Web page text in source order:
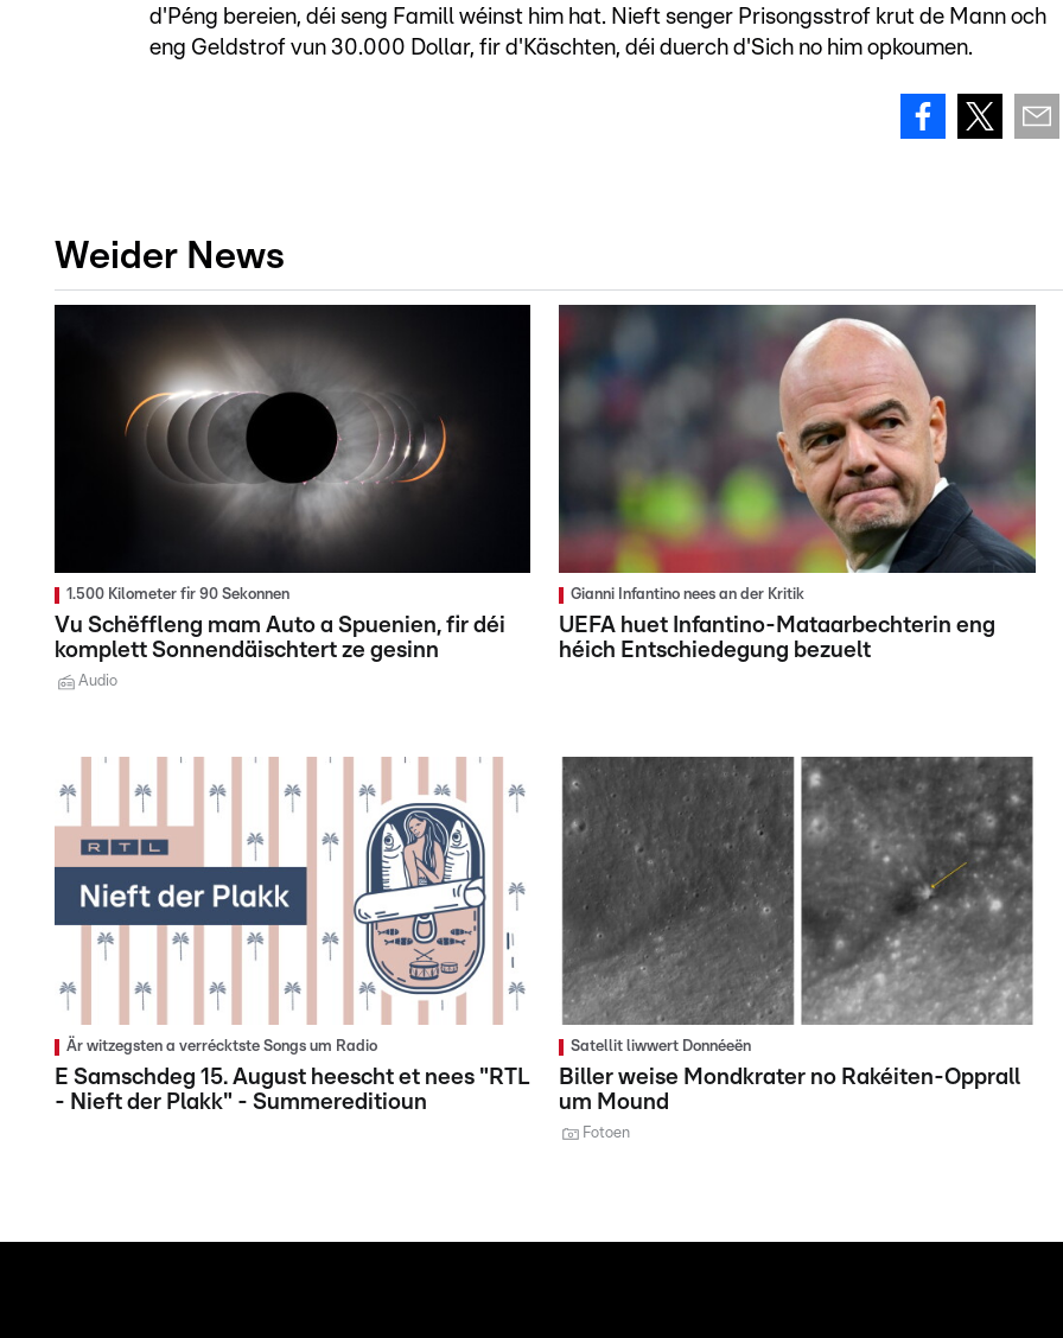
d'Péng bereien, déi seng Famill wéinst him hat. Nieft senger Prisongsstrof krut de Mann och
eng Geldstrof vun 30.000 Dollar, fir d'Käschten, déi duerch d'Sich no him opkoumen.
Weider News
1.500 Kilometer fir 90 Sekonnen
Vu Schëffleng mam Auto a Spuenien, fir déi
komplett Sonnendäischtert ze gesinn
Audio
Gianni Infantino nees an der Kritik
UEFA huet Infantino-Mataarbechterin eng
héich Entschiedegung bezuelt
Är witzegsten a verrécktste Songs um Radio
E Samschdeg 15. August heescht et nees "RTL
- Nieft der Plakk" - Summereditioun
Satellit liwwert Donnéeën
Biller weise Mondkrater no Rakéiten-Opprall
um Mound
Fotoen